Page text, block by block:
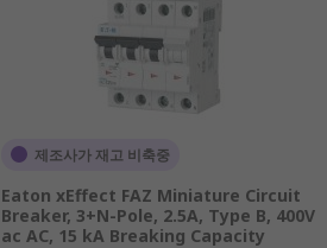
제조사가 재고 비축중
Eaton xEffect FAZ Miniature Circuit
Breaker, 3+N-Pole, 2.5A, Type B, 400V
ac AC, 15 kA Breaking Capacity